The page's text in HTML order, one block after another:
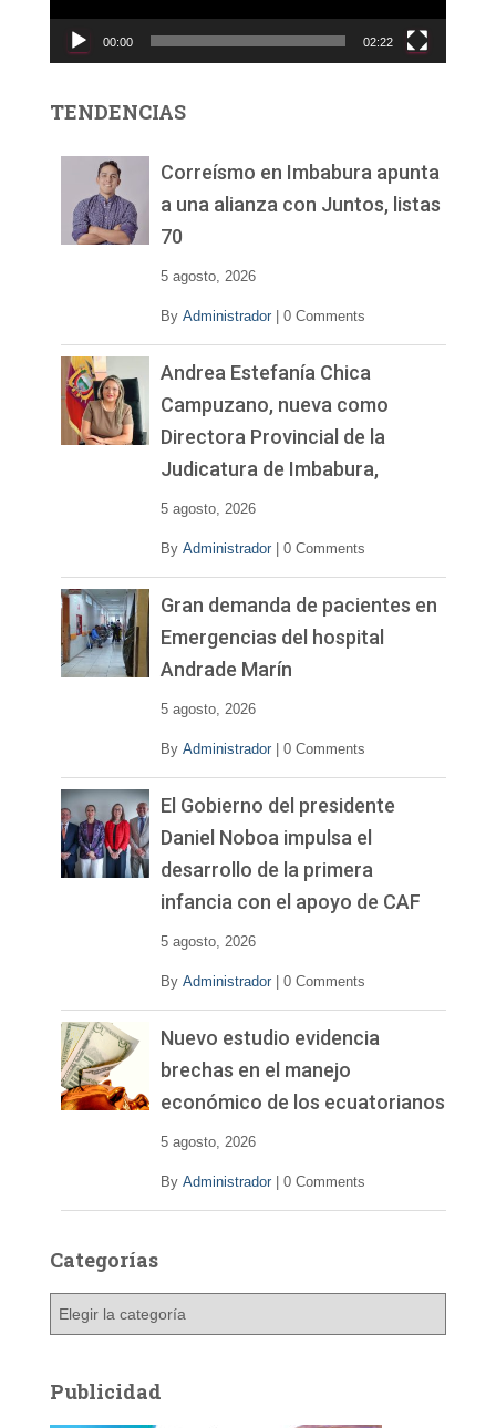
c
d
00:00 02:22
TENDENCIAS
Correísmo en Imbabura apunta
a una alianza con Juntos, listas
70
5 agosto, 2026
By Administrador 0 Comments
Andrea Estefanía Chica
Campuzano, nueva como
Directora Provincial de la
Judicatura de Imbabura,
5 agosto, 2026
By Administrador 0 Comments
Gran demanda de pacientes en
Emergencias del hospital
Andrade Marín
5 agosto, 2026
By Administrador 0 Comments
El Gobierno del presidente
Daniel Noboa impulsa el
desarrollo de la primera
infancia con el apoyo de CAF
5 agosto, 2026
By Administrador 0 Comments
Nuevo estudio evidencia
brechas en el manejo
económico de los ecuatorianos
5 agosto, 2026
By Administrador 0 Comments
Categorías
g
Publicidad